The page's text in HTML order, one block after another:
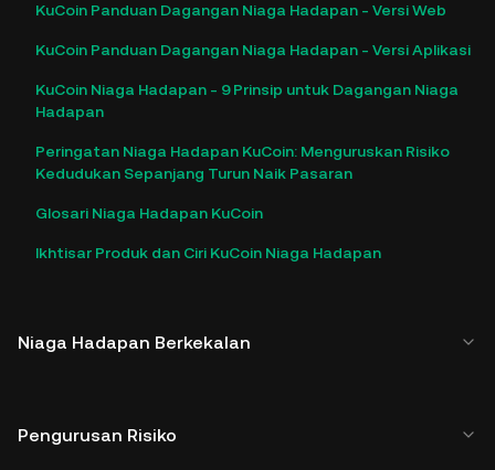
KuCoin Panduan Dagangan Niaga Hadapan - Versi Web
KuCoin Panduan Dagangan Niaga Hadapan - Versi Aplikasi
KuCoin Niaga Hadapan - 9 Prinsip untuk Dagangan Niaga
Hadapan
Peringatan Niaga Hadapan KuCoin: Menguruskan Risiko
Kedudukan Sepanjang Turun Naik Pasaran
Glosari Niaga Hadapan KuCoin
Ikhtisar Produk dan Ciri KuCoin Niaga Hadapan
Niaga Hadapan Berkekalan
Pengurusan Risiko